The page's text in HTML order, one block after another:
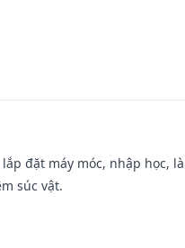
đặt máy móc, nhập học,
súc vật.